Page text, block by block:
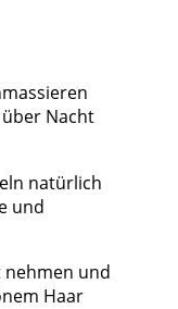
Nacht
natürlich
und
nehmen und
Haar